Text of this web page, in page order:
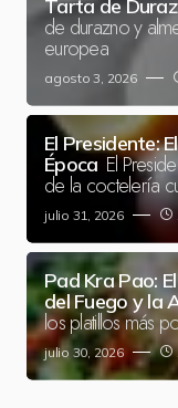
Tarta de
de durazno y
europea
agosto 3, 2026
El Presidente:
Época El
de la coctelería
julio 31, 2026
Pad Kra Pao:
del Fuego y la
los platillos más
julio 30, 2026